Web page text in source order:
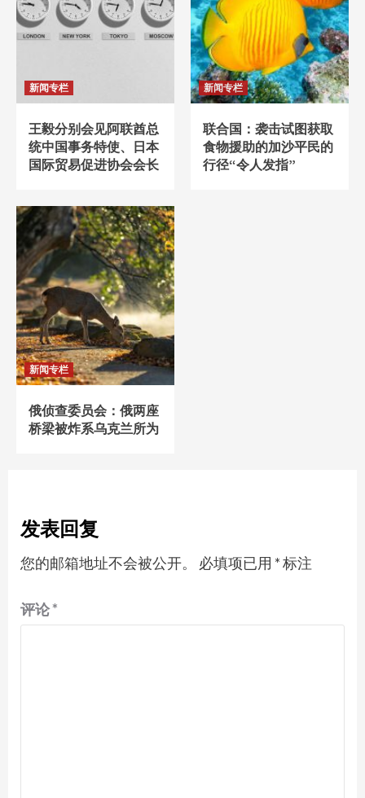
新闻专栏
王毅分别会见阿联酋总
统中国事务特使、日本
国际贸易促进协会会长
新闻专栏
联合国：袭击试图获取
食物援助的加沙平民的
行径“令人发指”
新闻专栏
俄侦查委员会：俄两座
桥梁被炸系乌克兰所为
发表回复
您的邮箱地址不会被公开。 必填项已用 *标注
评论*